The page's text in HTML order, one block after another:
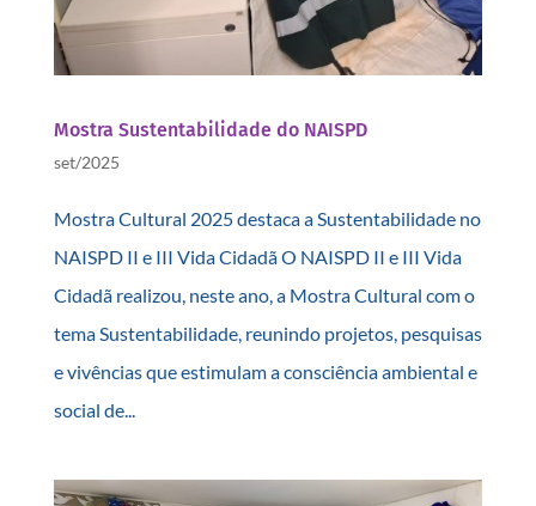
Mostra Sustentabilidade do NAISPD
set/2025
Mostra Cultural 2025 destaca a Sustentabilidade no
NAISPD II e III Vida Cidadã O NAISPD II e III Vida
Cidadã realizou, neste ano, a Mostra Cultural com o
tema Sustentabilidade, reunindo projetos, pesquisas
e vivências que estimulam a consciência ambiental e
social de...